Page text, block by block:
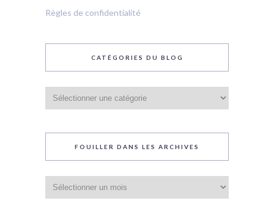
Règles de confidentialité
CATÉGORIES DU BLOG
du
blog
FOUILLER DANS LES ARCHIVES
dans
les